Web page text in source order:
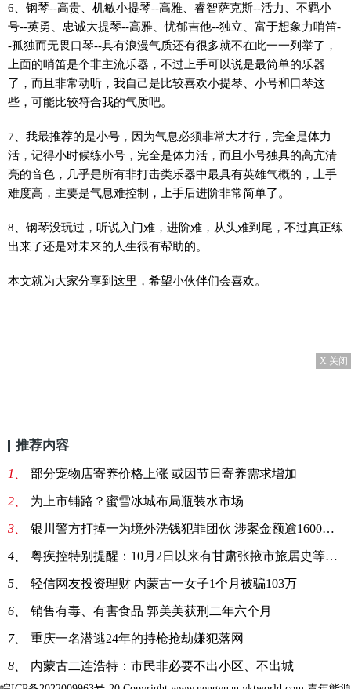
6、钢琴--高贵、机敏小提琴--高雅、睿智萨克斯--活力、不羁小
号--英勇、忠诚大提琴--高雅、忧郁吉他--独立、富于想象力哨笛-
-孤独而无畏口琴--具有浪漫气质还有很多就不在此一一列举了，
上面的哨笛是个非主流乐器，不过上手可以说是最简单的乐器
了，而且非常动听，我自己是比较喜欢小提琴、小号和口琴这
些，可能比较符合我的气质吧。
7、我最推荐的是小号，因为气息必须非常大才行，完全是体力
活，记得小时候练小号，完全是体力活，而且小号独具的高亢清
亮的音色，几乎是所有非打击类乐器中最具有英雄气概的，上手
难度高，主要是气息难控制，上手后进阶非常简单了。
8、钢琴没玩过，听说入门难，进阶难，从头难到尾，不过真正练
出来了还是对未来的人生很有帮助的。
本文就为大家分享到这里，希望小伙伴们会喜欢。
X 关闭
推荐内容
1、 部分宠物店寄养价格上涨 或因节日寄养需求增加
2、 为上市铺路？蜜雪冰城布局瓶装水市场
3、 银川警方打掉一为境外洗钱犯罪团伙 涉案金额逾1600万元
4、 粤疾控特别提醒：10月2日以来有甘肃张掖市旅居史等4类人
5、 轻信网友投资理财 内蒙古一女子1个月被骗103万
6、 销售有毒、有害食品 郭美美获刑二年六个月
7、 重庆一名潜逃24年的持枪抢劫嫌犯落网
8、 内蒙古二连浩特：市民非必要不出小区、不出城